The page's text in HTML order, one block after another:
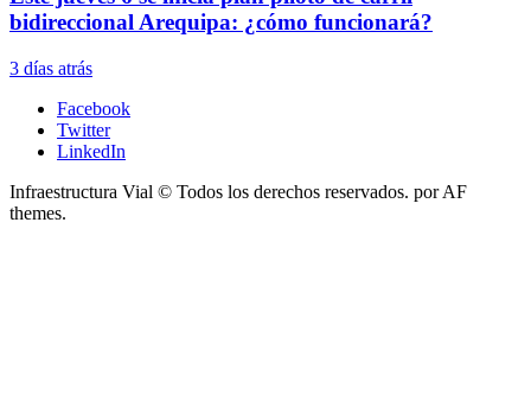
bidireccional Arequipa: ¿cómo funcionará?
3 días atrás
Facebook
Twitter
LinkedIn
Infraestructura Vial © Todos los derechos reservados. por AF
themes.